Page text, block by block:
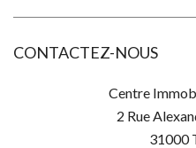
CONTACTEZ-NOUS
Centre
2 Rue
31000